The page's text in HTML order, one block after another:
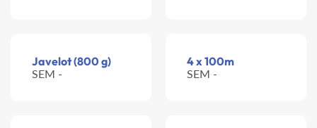
Javelot (800 g)
SEM -
4 x 100m
SEM -